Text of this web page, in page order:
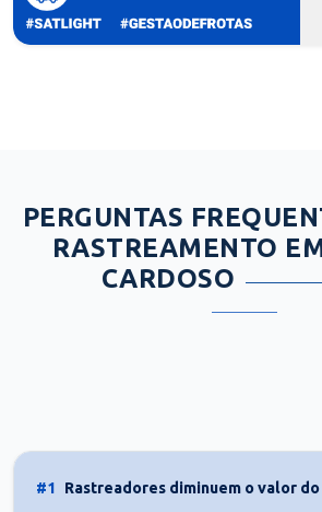
PERGUNTAS
RASTREAMENTO
CARDOSO
#1 Rastreadores diminuem o valor